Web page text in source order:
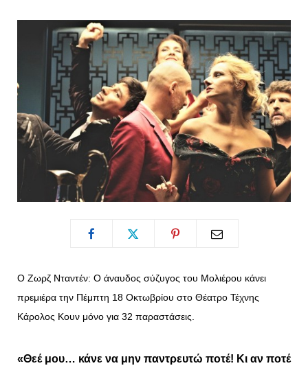
o
k e
)
r
a
m
e
s
t
Ο Ζωρζ Νταντέν: Ο άναυδος σύζυγος του Μολιέρου κάνει
πρεμιέρα την Πέμπτη 18 Οκτωβρίου στο Θέατρο Τέχνης
Κάρολος Κουν μόνο για 32 παραστάσεις.
«Θεέ μου… κάνε να μην παντρευτώ ποτέ! Κι αν ποτέ